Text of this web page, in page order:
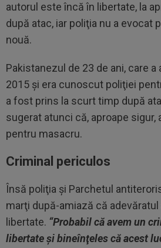
autorul este încă în libertate, la
după atac, iar poliţia nu a evocat
nouă.
Pakistanezul de 23 de ani, care a
2015 şi era cunoscut poliţiei
a fost prins la scurt timp după
sugerat atunci că, aproape sigur,
pentru masacru.
Criminal periculos
Însă poliţia şi Parchetul
marţi după-amiază că
libertate. “Probabil că avem un
libertate şi bineînţeles că acest